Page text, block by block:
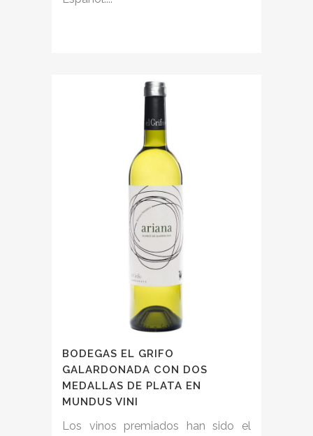
BODEGAS EL GRIFO
GALARDONADA CON DOS
MEDALLAS DE PLATA EN
MUNDUS VINI
Los vinos premiados han sido el